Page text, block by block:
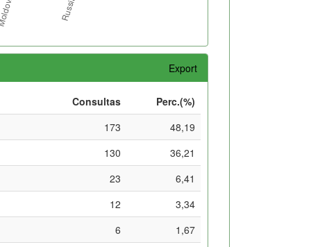
Export
Consultas
Perc.(%)
173
48,19
130
36,21
23
6,41
12
3,34
6
1,67